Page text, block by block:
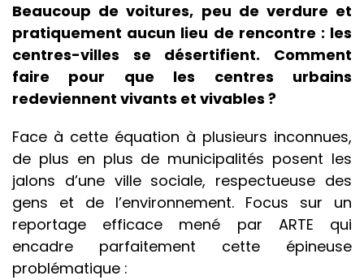
Beaucoup de voitures, peu de verdure et
pratiquement aucun lieu de rencontre : les
centres-villes se désertifient. Comment
faire pour que les centres urbains
redeviennent vivants et vivables ?
Face à cette équation à plusieurs inconnues,
de plus en plus de municipalités posent les
jalons d’une ville sociale, respectueuse des
gens et de l’environnement. Focus sur un
reportage efficace mené par ARTE qui
encadre parfaitement cette épineuse
problématique :